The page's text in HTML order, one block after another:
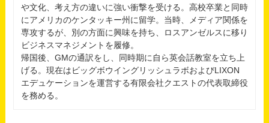
や文化、考え方の違いに強い衝撃を受ける。高校卒業と同時
にアメリカのケンタッキー州に留学。当時、メディア関係を
専攻するが、別の方面に興味を持ち、ロスアンゼルスに移り
ビジネスマネジメントを履修。
帰国後、GMの通訳をし、同時期に自ら英会話教室を立ち上
げる。現在はビッグボウイングリッシュラボおよびLIXON
エデュケーションを運営する有限会社クエストの代表取締役
を務める。